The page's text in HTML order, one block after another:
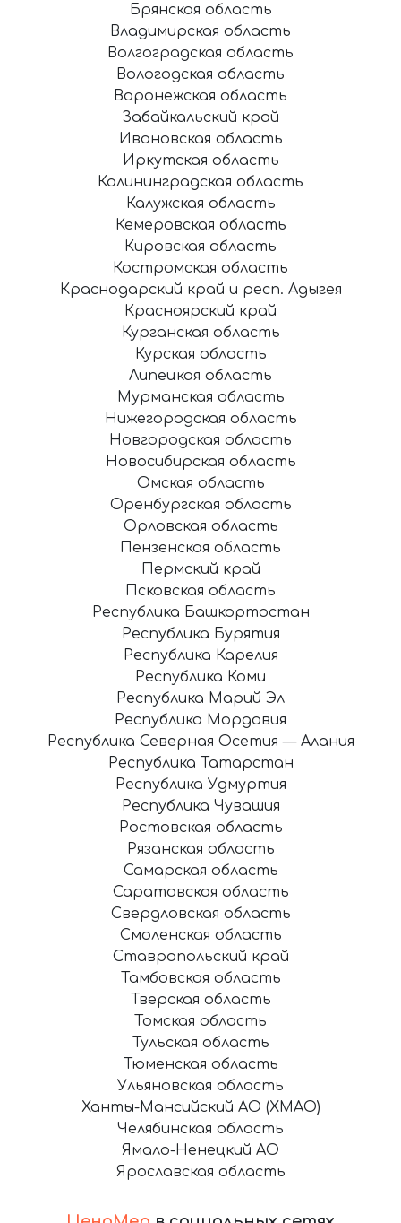
Брянская область
Владимирская область
Волгоградская область
Вологодская область
Воронежская область
Забайкальский край
Ивановская область
Иркутская область
Калининградская область
Калужская область
Кемеровская область
Кировская область
Костромская область
Краснодарский край и респ. Адыгея
Красноярский край
Курганская область
Курская область
Липецкая область
Мурманская область
Нижегородская область
Новгородская область
Новосибирская область
Омская область
Оренбургская область
Орловская область
Пензенская область
Пермский край
Псковская область
Республика Башкортостан
Республика Бурятия
Республика Карелия
Республика Коми
Республика Марий Эл
Республика Мордовия
Республика Северная Осетия — Алания
Республика Татарстан
Республика Удмуртия
Республика Чувашия
Ростовская область
Рязанская область
Самарская область
Саратовская область
Свердловская область
Смоленская область
Ставропольский край
Тамбовская область
Тверская область
Томская область
Тульская область
Тюменская область
Ульяновская область
Ханты-Мансийский АО (ХМАО)
Челябинская область
Ямало-Ненецкий АО
Ярославская область